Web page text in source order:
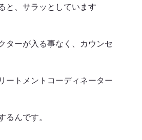
と、サラッとしています
ターが入る事なく、カウンセ
ートメントコーディネーター
るんです。